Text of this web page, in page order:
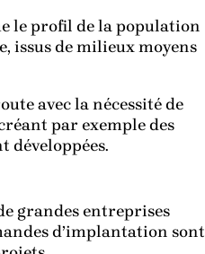
le profil de la population
issus de milieux moyens
avec la nécessité de
par exemple des
développées.
grandes entreprises
d’implantation sont